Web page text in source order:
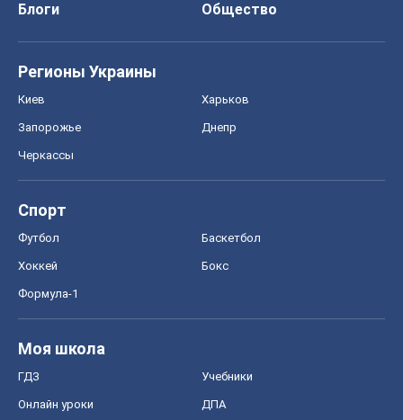
Блоги
Общество
Регионы Украины
Киев Харьков
Запорожье Днепр
Черкассы
Спорт
Футбол Баскетбол
Хоккей Бокс
Формула-1
Моя школа
ГДЗ Учебники
Онлайн уроки ДПА